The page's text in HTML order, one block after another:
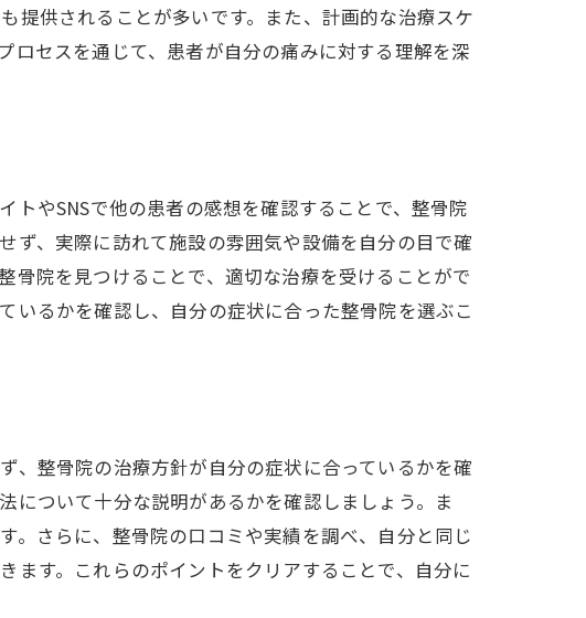
提供されることが多いです。また、計画的な治療スケ
ロセスを通じて、患者が自分の痛みに対する理解を深
やSNSで他の患者の感想を確認することで、整骨院
ず、実際に訪れて施設の雰囲気や設備を自分の目で確
骨院を見つけることで、適切な治療を受けることがで
いるかを確認し、自分の症状に合った整骨院を選ぶこ
、整骨院の治療方針が自分の症状に合っているかを確
について十分な説明があるかを確認しましょう。ま
。さらに、整骨院の口コミや実績を調べ、自分と同じ
ます。これらのポイントをクリアすることで、自分に